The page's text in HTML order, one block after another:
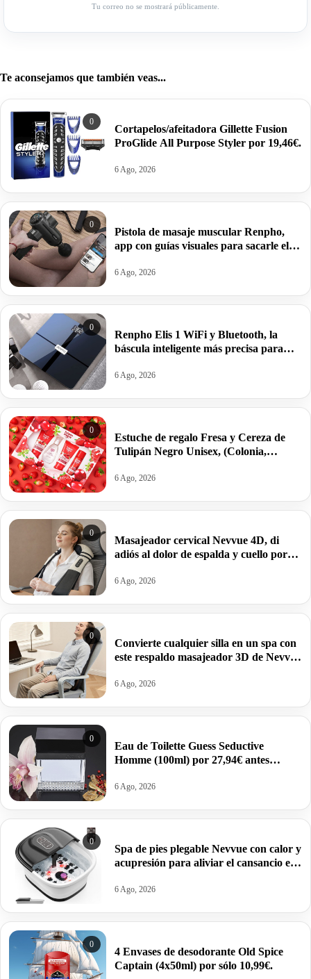
Tu correo no se mostrará públicamente.
Te aconsejamos que también veas...
0
Cortapelos/afeitadora Gillette Fusion
ProGlide All Purpose Styler por 19,46€.
6 Ago, 2026
0
Pistola de masaje muscular Renpho,
app con guías visuales para sacarle el
104,49€.
6 Ago, 2026
0
Renpho Elis 1 WiFi y Bluetooth, la
báscula inteligente más precisa para
39,99€.
6 Ago, 2026
0
Estuche de regalo Fresa y Cereza de
Tulipán Negro Unisex, (Colonia,
antes 14,34€.
6 Ago, 2026
0
Masajeador cervical Nevvue 4D, di
adiós al dolor de espalda y cuello por
6 Ago, 2026
0
Convierte cualquier silla en un spa con
este respaldo masajeador 3D de Nevvue
6 Ago, 2026
0
Eau de Toilette Guess Seductive
Homme (100ml) por 27,94€ antes
6 Ago, 2026
0
Spa de pies plegable Nevvue con calor y
acupresión para aliviar el cansancio en
6 Ago, 2026
0
4 Envases de desodorante Old Spice
Captain (4x50ml) por sólo 10,99€.